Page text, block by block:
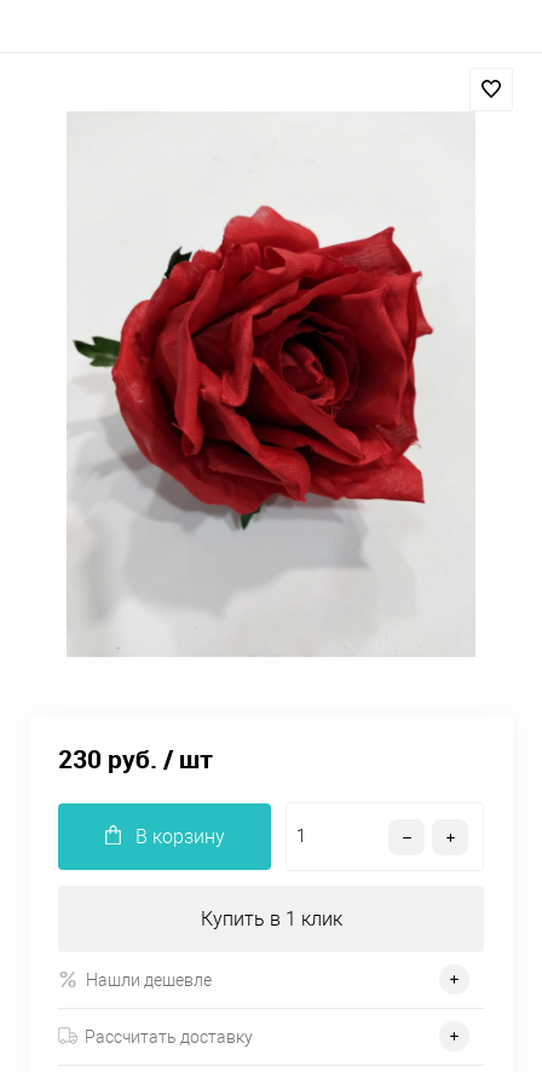
230 руб. / шт
В корзину
Купить в 1 клик
Нашли дешевле
Рассчитать доставку